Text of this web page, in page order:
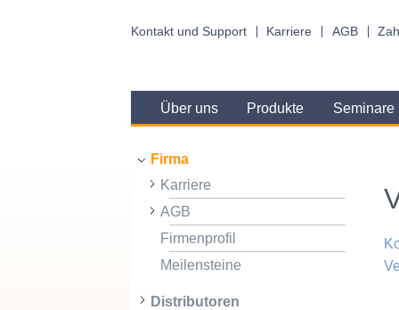
Kontakt und Support Karriere AGB
Über uns Produkte Seminare
Firma
Karriere
AGB
Firmenprofil
Meilensteine
Distributoren